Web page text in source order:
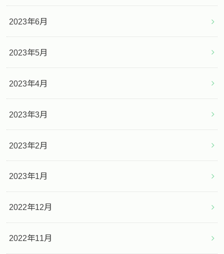
2023年6月
2023年5月
2023年4月
2023年3月
2023年2月
2023年1月
2022年12月
2022年11月